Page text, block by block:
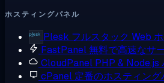
ホスティングパネル
Plesk フルスタック Web
FastPanel無料で高速なサ
CloudPanel PHP & Node.js
cPanel 定番のホスティング